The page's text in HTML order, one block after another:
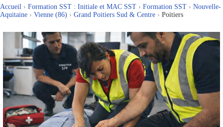
Accueil › Formation SST : Initiale et MAC SST › Formation SST › Nouvelle-
Aquitaine › Vienne (86) › Grand Poitiers Sud & Centre › Poitiers